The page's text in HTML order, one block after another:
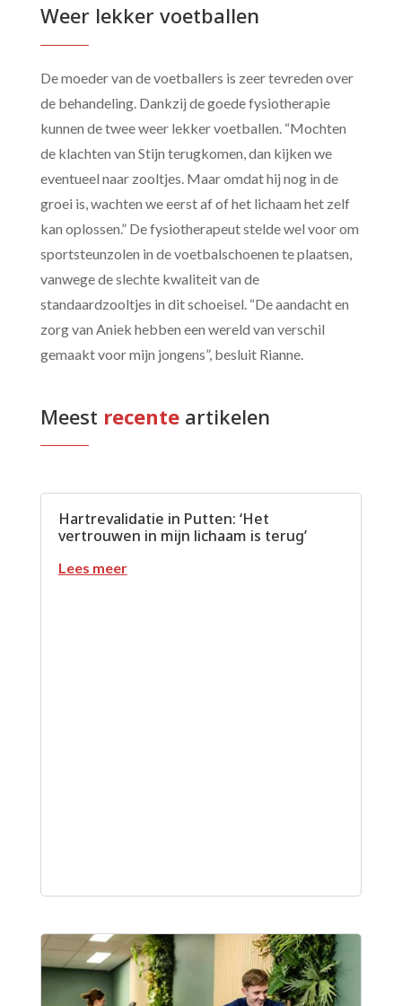
Weer lekker voetballen
De moeder van de voetballers is zeer tevreden over
de behandeling. Dankzij de goede fysiotherapie
kunnen de twee weer lekker voetballen. “Mochten
de klachten van Stijn terugkomen, dan kijken we
eventueel naar zooltjes. Maar omdat hij nog in de
groei is, wachten we eerst af of het lichaam het zelf
kan oplossen.” De fysiotherapeut stelde wel voor om
sportsteunzolen in de voetbalschoenen te plaatsen,
vanwege de slechte kwaliteit van de
standaardzooltjes in dit schoeisel. “De aandacht en
zorg van Aniek hebben een wereld van verschil
gemaakt voor mijn jongens”, besluit Rianne.
Meest recente artikelen
Hartrevalidatie in Putten: ‘Het
vertrouwen in mijn lichaam is terug’
Lees meer